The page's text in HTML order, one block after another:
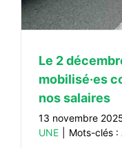
Le 2
mobilisé·es
nos salaires
13 novembre
UNE
Mots-clés :